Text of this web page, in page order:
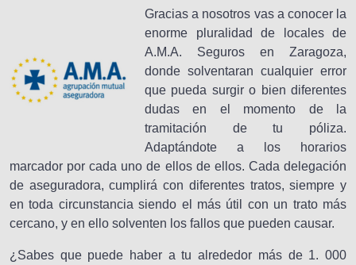
Gracias a nosotros vas a conocer la
enorme pluralidad de locales de
A.M.A. Seguros en Zaragoza,
donde solventaran cualquier error
que pueda surgir o bien diferentes
dudas en el momento de la
tramitación de tu póliza.
Adaptándote a los horarios
marcador por cada uno de ellos de ellos. Cada delegación
de aseguradora, cumplirá con diferentes tratos, siempre y
en toda circunstancia siendo el más útil con un trato más
cercano, y en ello solventen los fallos que pueden causar.
¿Sabes que puede haber a tu alrededor más de 1. 000